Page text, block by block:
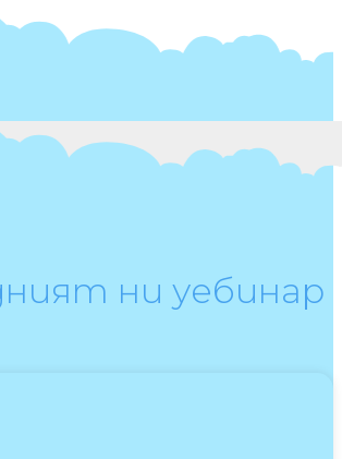
ни уебинар